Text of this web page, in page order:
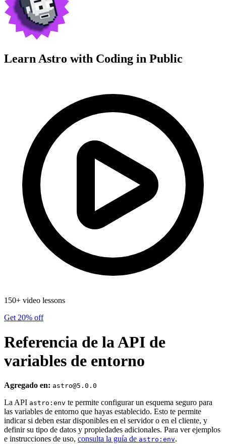
Learn Astro with Coding in Public
150+ video lessons
Get 20% off
Referencia de la API de
variables de entorno
Agregado en: astro@5.0.0
La API astro:env te permite configurar un esquema seguro para
las variables de entorno que hayas establecido. Esto te permite
indicar si deben estar disponibles en el servidor o en el cliente, y
definir su tipo de datos y propiedades adicionales. Para ver ejemplos
e instrucciones de uso, consulta la guía de astro:env.